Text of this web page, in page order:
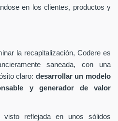
en los clientes, productos y
la recapitalización, Codere es
saneada, con una
claro: desarrollar un modelo
y generador de valor
reflejada en unos sólidos